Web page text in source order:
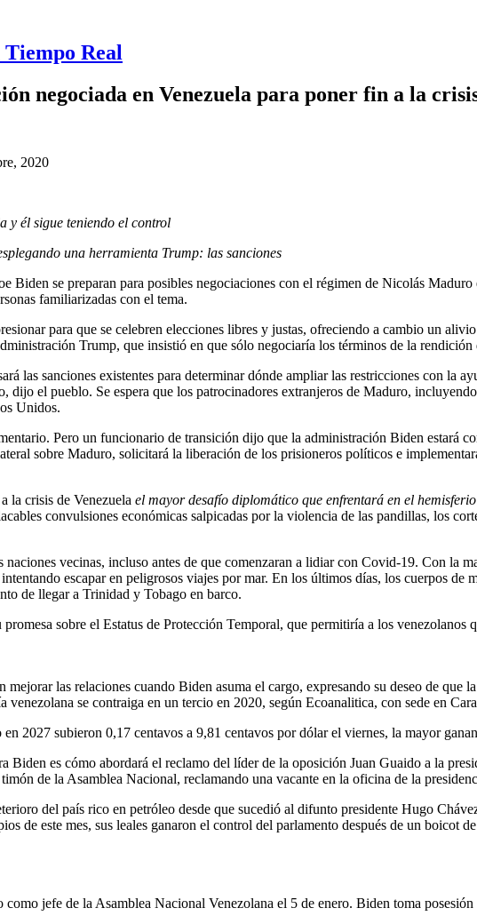
Real
negociada en Venezuela para poner fin a la
2020
y él sigue teniendo el control
una herramienta Trump: las sanciones
Biden se preparan para posibles negociaciones con el régimen de Nicolás
familiarizadas con el tema.
para que se celebren elecciones libres y justas, ofreciendo a cambio un
Trump, que insistió en que sólo negociaría los términos de la
las sanciones existentes para determinar dónde ampliar las restricciones con la
dijo el pueblo. Se espera que los patrocinadores extranjeros de Maduro,
Unidos.
Pero un funcionario de transición dijo que la administración Biden estará
sobre Maduro, solicitará la liberación de los prisioneros políticos e
la crisis de Venezuela el mayor desafío diplomático que enfrentará en el
convulsiones económicas salpicadas por la violencia de las pandillas, los
vecinas, incluso antes de que comenzaran a lidiar con Covid-19. Con la
escapar en peligrosos viajes por mar. En los últimos días, los cuerpos
de llegar a Trinidad y Tobago en barco.
sobre el Estatus de Protección Temporal, que permitiría a los
mejorar las relaciones cuando Biden asuma el cargo, expresando su deseo de
venezolana se contraiga en un tercio en 2020, según Ecoanalitica, con sede en
2027 subieron 0,17 centavos a 9,81 centavos por dólar el viernes, la mayor
Biden es cómo abordará el reclamo del líder de la oposición Juan Guaido a la
de la Asamblea Nacional, reclamando una vacante en la oficina de la
del país rico en petróleo desde que sucedió al difunto presidente Hugo
de este mes, sus leales ganaron el control del parlamento después de un
jefe de la Asamblea Nacional Venezolana el 5 de enero. Biden toma